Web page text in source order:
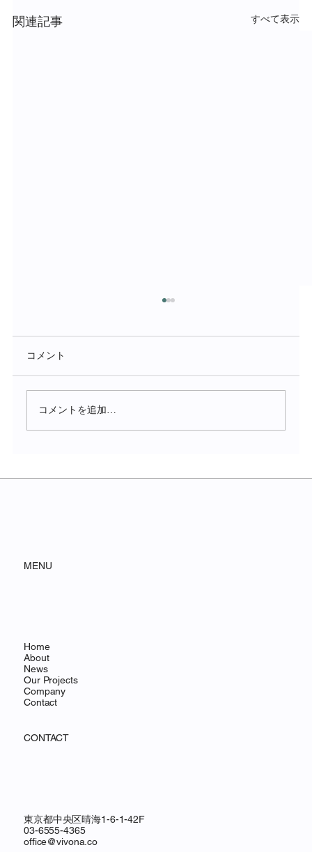
関連記事 すべて表示
コメント
コメントを追加…
MENU
Home
About
News
Our Projects
Company
Contact
CONTACT
東京都中央区晴海1-6-1-42F
03-6555-4365
office@vivona.co